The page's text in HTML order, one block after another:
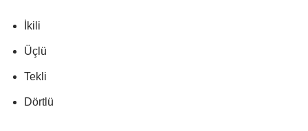
İkili
Üçlü
Tekli
Dörtlü